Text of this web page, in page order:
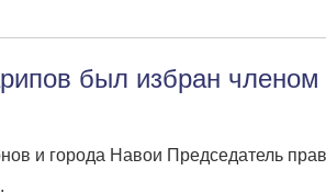
был избран
и города Навои Председатель